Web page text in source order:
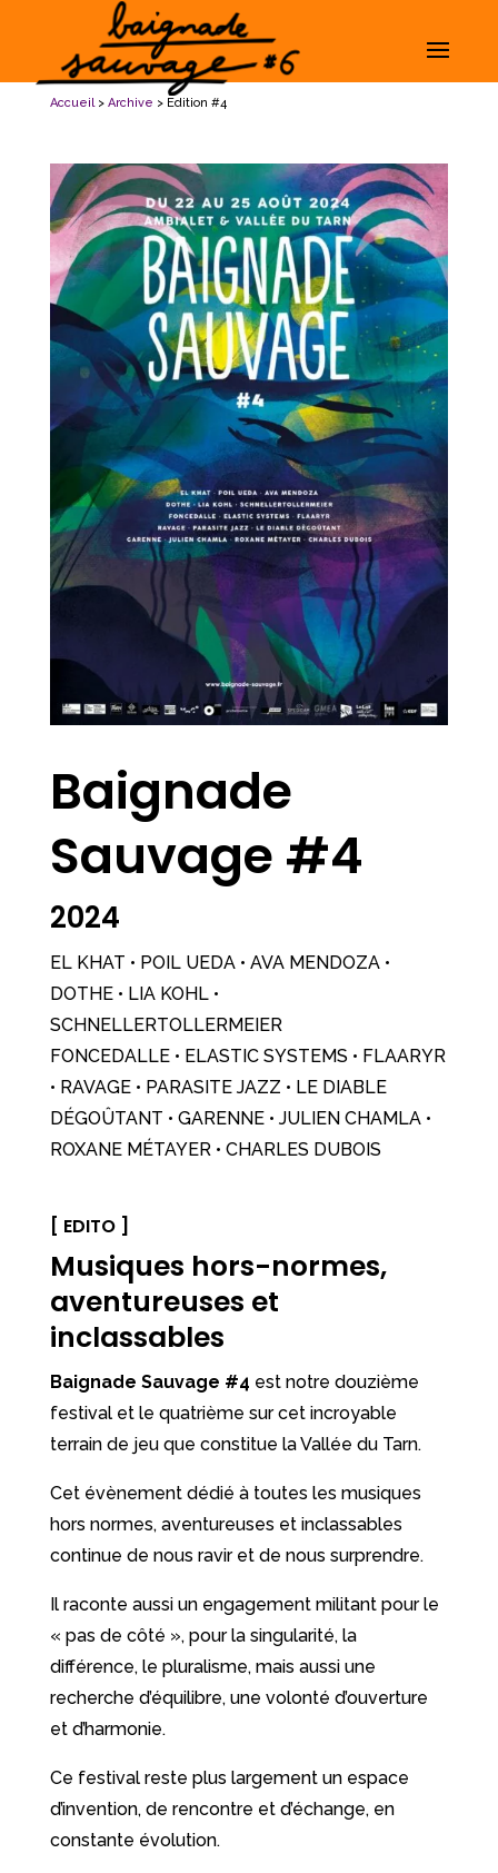
Accueil> Archive > Edition #4
Baignade
Sauvage #4
2024
EL KHAT • POIL UEDA • AVA MENDOZA •
DOTHE • LIA KOHL •
SCHNELLERTOLLERMEIER
FONCEDALLE • ELASTIC SYSTEMS • FLAARYR
• RAVAGE • PARASITE JAZZ • LE DIABLE
DÉGOÛTANT • GARENNE • JULIEN CHAMLA •
ROXANE MÉTAYER • CHARLES DUBOIS
[ EDITO ]
Musiques hors-normes,
aventureuses et
inclassables
Baignade Sauvage #4 est notre douzième
festival et le quatrième sur cet incroyable
terrain de jeu que constitue la Vallée du Tarn.
Cet évènement dédié à toutes les musiques
hors normes, aventureuses et inclassables
continue de nous ravir et de nous surprendre.
Il raconte aussi un engagement militant pour le
« pas de côté », pour la singularité, la
différence, le pluralisme, mais aussi une
recherche d’équilibre, une volonté d’ouverture
et d’harmonie.
Ce festival reste plus largement un espace
d’invention, de rencontre et d’échange, en
constante évolution.